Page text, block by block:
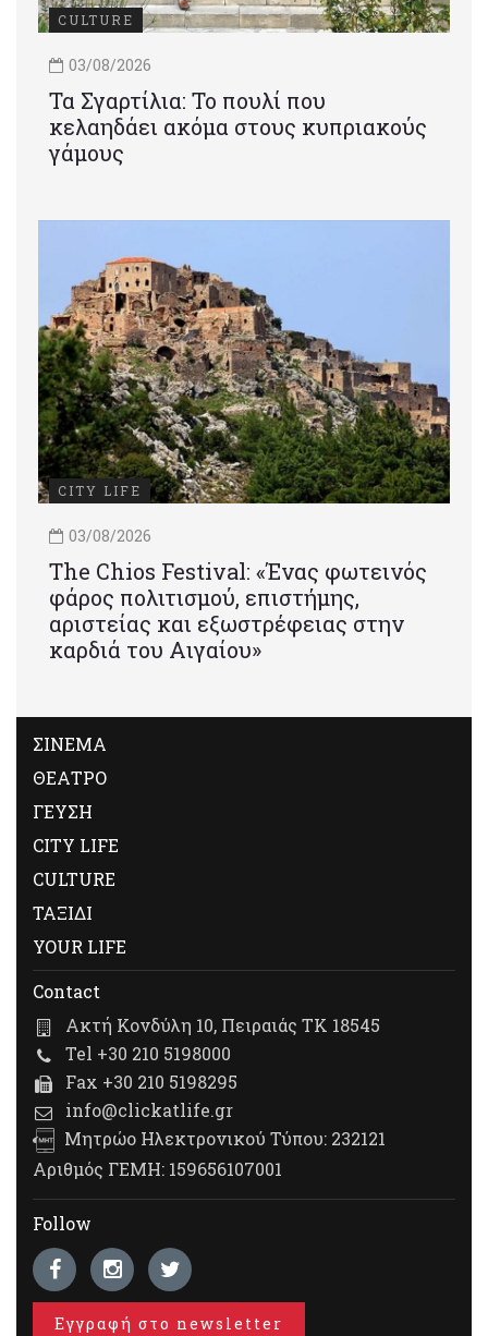
CULTURE
03/08/2026
Τα Σγαρτίλια: Το πουλί που
κελαηδάει ακόμα στους κυπριακούς
γάμους
CITY LIFE
03/08/2026
Τhe Chios Festival: «Ένας φωτεινός
φάρος πολιτισμού, επιστήμης,
αριστείας και εξωστρέφειας στην
καρδιά του Αιγαίου»
ΣΙΝΕΜΑ
ΘΕΑΤΡΟ
ΓΕΥΣΗ
CITY LIFE
CULTURE
ΤΑΞΙΔΙ
YOUR LIFE
Contact
Ακτή Κονδύλη 10, Πειραιάς ΤΚ 18545
Tel +30 210 5198000
Fax +30 210 5198295
info@clickatlife.gr
Μητρώο Ηλεκτρονικού Τύπου: 232121
Αριθμός ΓΕΜΗ: 159656107001
Follow
Εγγραφή στο newsletter